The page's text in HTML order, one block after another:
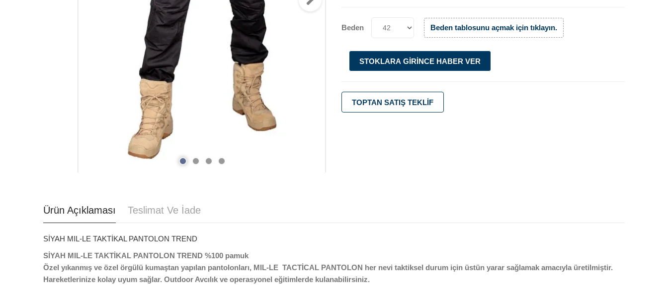
Beden Beden tablosunu açmak için tıklayın.
STOKLARA GIRINCE HABER VER
TOPTAN SATIŞ TEKLIF
Ürün Açıklaması Teslimat Ve İade
SİYAH MIL-LE TAKTİKAL PANTOLON TREND
SİYAH MIL-LE TAKTİKAL PANTOLON TREND %100 pamuk
Özel yıkanmış ve özel örgülü kumaştan yapılan pantolonları, MIL-LE TACTİCAL PANTOLON her nevi taktiksel durum için üstün yarar sağlamak amacıyla üretilmiştir.
Hareketlerinize kolay uyum sağlar. Outdoor Avcılık ve operasyonel eğitimlerde kulanabilirsiniz.